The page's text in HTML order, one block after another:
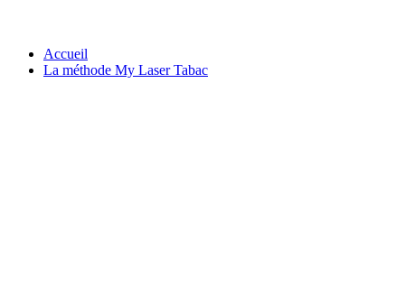
Accueil
La méthode My Laser Tabac